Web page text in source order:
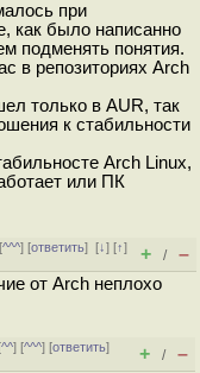
при
как было написанно
подменять понятия.
в репозиториях Arch
только в AUR, так
к стабильности
Arch Linux,
или ПК
^^^] [ответить][↓] [↑]
+ / –
от Arch неплохо
^^] [^^^] [ответить]
+ / –